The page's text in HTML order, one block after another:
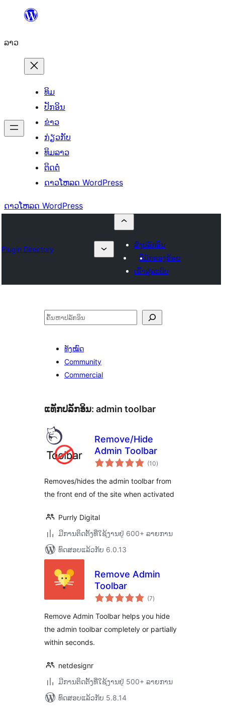
ທີ່
ເນື້ອຫາ
ລາວ
ທິມ
ປັກອິນ
ຂ່າວ
ກ່ຽວກັບ
ທິມລາວ
ຕິດຕໍ່
ດາວໂຫລດ WordPress
ດາວໂຫລດ WordPress
Plugin Directory
ສົ່ງປລັກອິນ
ທີ່ມັກຂອງຂ້ອຍ
ເຂົ້າສູ່ລະບົບ
ຄົ້ນຫາ
ທັງໝົດ
Community
Commercial
ແທັກປລັກອິນ: admin toolbar
Remove/Hide
Admin Toolbar
(10ຄະແນນ
ທັງໝົດ
)
Removes/hides the admin toolbar from
the front end of the site when activated
Purrly Digital
ມີການຕິດຕັ້ງທີ່ໃຊ້ງານຢູ່ 600+ ລາຍການ
ທົດສອບແລ້ວກັບ 6.0.13
Remove Admin
Toolbar
(7ຄະແນນ
ທັງໝົດ
)
Remove Admin Toolbar helps you hide
the admin toolbar completely or partially
within seconds.
netdesignr
ມີການຕິດຕັ້ງທີ່ໃຊ້ງານຢູ່ 500+ ລາຍການ
ທົດສອບແລ້ວກັບ 5.8.14